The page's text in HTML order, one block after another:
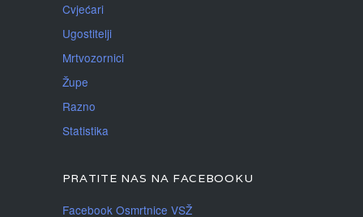
Cvjećari
Ugostitelji
Mrtvozornici
Župe
Razno
Statistika
PRATITE NAS NA FACEBOOKU
Facebook Osmrtnice VSŽ